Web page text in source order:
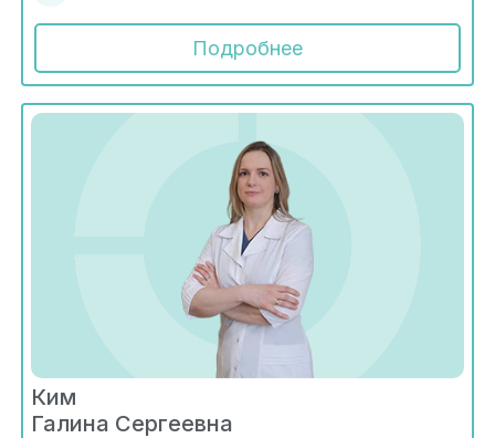
Подробнее
Ким
Галина Сергеевна